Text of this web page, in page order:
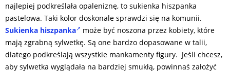
najlepiej podkreślała opaleniznę, to sukienka hiszpanka
pastelowa. Taki kolor doskonale sprawdzi się na komunii.
Sukienka hiszpanka
może być noszona przez kobiety, które
mają zgrabną sylwetkę. Są one bardzo dopasowane w talii,
dlatego podkreślają wszystkie mankamenty figury. Jeśli chcesz,
aby sylwetka wyglądała na bardziej smukłą, powinnaś założyć